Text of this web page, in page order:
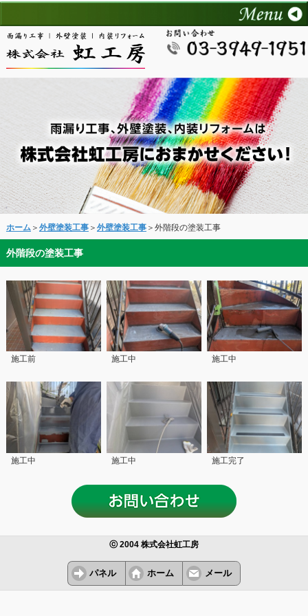
ホーム＞ 外壁塗装工事＞ 外壁塗装工事＞外階段の塗装工事
外階段の塗装工事
施工前 施工中 施工中
施工中 施工中 施工完了
ⓒ 2004 株式会社虹工房
パネル ホーム メール